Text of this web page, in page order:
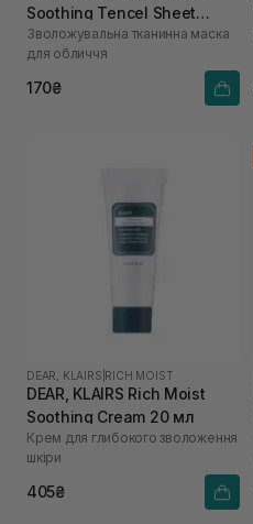
Soothing Tencel Sheet
Mask 1 шт
Зволожувальна тканинна маска
для обличчя
170₴
DEAR, KLAIRS RICH MOIST
DEAR, KLAIRS Rich Moist
Soothing Cream 20 мл
Крем для глибокого зволоження
шкіри
405₴